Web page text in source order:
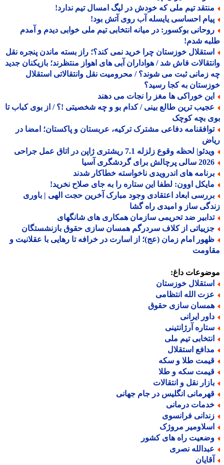
تیم ملی که خودش در لیگ امسال تیم ندارد!
احساسی یایسله آب روی آتش بود!
بوکسور: در میانه انتخابی تیم ملی خوابی دیدم و آمدم
شدم!
خوزستان چرا خرید نمی کند؟؛ راز بسته ماندن پنجره نقل
فاش شد / هواداران آبی های اهواز منتظرند؛ بازیکنان جدید
زمانی ثبت می شوند؟ / محرومیت نقل وانتقالاتی استقلال
به کجا رسید؟
خوراکی ها مغز را نجات می دهند
ترین طالع بینی / کدام بو و چه شخصیتی !؟ / از بوی کباب تا
بچه کوچک
دفاعی مشترک ترکیه، عربستان و پاکستان؛ امضا در
لحظه وقوع زلزله 7.1 ریشتری ژاپن در اتاق عمل جراحی
پرچالش برای گردشگری آسیا
های اندرویدی ناخواسته خطاکار شدند
اوون: لطفا این ستاره را به جای صلاح نخرید!
ابعاد اعتقادی وجود مبارک آخرین حجت الهی | باوری
ساز و امیدی راه گشا
ضد تحریمی سازمان همکاری های شانگهای
از کلاف سردرگم همسان سازی حقوق بازنشستگان
امام زمان (عج)؛ از اسارت در خرافه تا رهایی با عقلانیت و
داغ:
خوزستان
الله انتظامی
سازی حقوق
ایرانی
آرژانتینی
تیم ملی
استقلال
طلا و سکه
سکه و طلا
نقل و انتقالات
انگلیس در جام جهانی
درمانی
فرانسوی
مروژک
راه های کشور
نصری